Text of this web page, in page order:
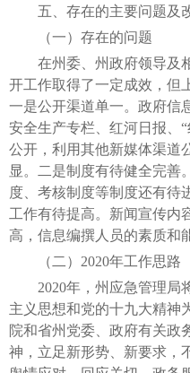
五、存在的主要问题及
（一）存在的问题
在州委、州政府领导及相
开工作取得了一定成效，但
一是公开渠道单一。政府信
安全生产专栏、红河日报、
公开，利用其他新媒体渠道
显。二是制度有待健全完善
度、考核制度等制度还有待
工作有待提高。新闻宣传内
高，信息编撰人员的素质和
（二）2020年工作思路
2020年，州应急管理局
主义思想和党的十九大精神
院和省州党委、政府有关政
神，立足新形势、新要求，